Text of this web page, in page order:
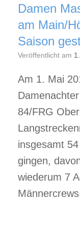
Damen
am Main/
Saison
Veröffentlicht am
Am 1. Mai
84/FRG
insgesamt
gingen,
wiederum 7